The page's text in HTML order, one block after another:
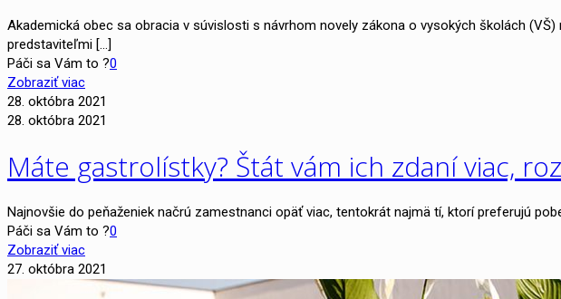
Akademická obec sa obracia v súvislosti s návrhom novely zákona o vysokých školách
predstaviteľmi […]
Páči sa Vám to ?0
Zobraziť viac
28. októbra 2021
28. októbra 2021
Máte gastrolístky? Štát vám ich zdaní viac,
Najnovšie do peňaženiek načrú zamestnanci opäť viac, tentokrát najmä tí, ktorí preferujú
Páči sa Vám to ?0
Zobraziť viac
27. októbra 2021